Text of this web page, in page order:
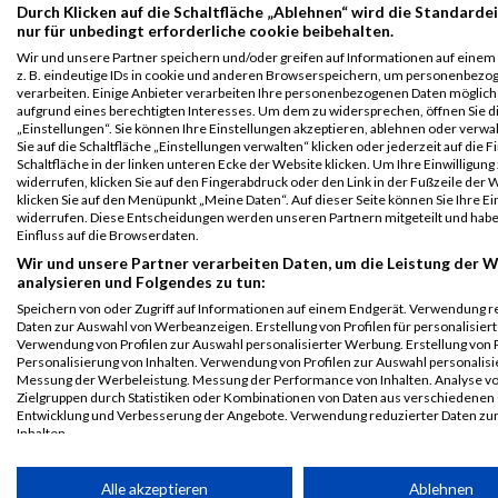
Grazathlon
2023
Athlon Mixed
Team
2493 Daniela Gepolt 2002 AUT
Legende:
GPos = Geschlechter Position, KPos = Kategorie Position, TPos =
Team Position, DNS = Did not start, DNF = Did not finish, DQ =
Disqualifiziert
Durch Klicken auf die Schaltfläche „Ablehnen“ wird die
nur für unbedingt erforderliche cookie beibehalten.
Wir und unsere Partner speichern und/oder greifen auf Informationen auf einem
z. B. eindeutige IDs in cookie und anderen Browserspeichern, um
verarbeiten. Einige Anbieter verarbeiten Ihre personenbezogenen Daten
aufgrund eines berechtigten Interesses. Um dem zu widersprechen, öffnen Sie
„Einstellungen“. Sie können Ihre Einstellungen akzeptieren, ablehnen oder
Sie auf die Schaltfläche „Einstellungen verwalten“ klicken oder jederzeit auf die
Schaltfläche in der linken unteren Ecke der Website klicken. Um Ihre Einwilligung
widerrufen, klicken Sie auf den Fingerabdruck oder den Link in der Fußzeile der
klicken Sie auf den Menüpunkt „Meine Daten“. Auf dieser Seite können Sie Ihre
widerrufen. Diese Entscheidungen werden unseren Partnern mitgeteilt und
Einfluss auf die Browserdaten.
Wir und unsere Partner verarbeiten Daten, um die Leistung der
analysieren und Folgendes zu tun:
Speichern von oder Zugriff auf Informationen auf einem Endgerät. Verwendung
Daten zur Auswahl von Werbeanzeigen. Erstellung von Profilen für
Verwendung von Profilen zur Auswahl personalisierter Werbung. Erstellung von
Personalisierung von Inhalten. Verwendung von Profilen zur Auswahl
Messung der Werbeleistung. Messung der Performance von Inhalten. Analyse
Zielgruppen durch Statistiken oder Kombinationen von Daten aus
Entwicklung und Verbesserung der Angebote. Verwendung reduzierter Daten
Inhalten.
werden.
Ihre Einwilligung und die cookie Richtlinie gelten ausschließlich für diese
Alle akzeptieren Ablehnen